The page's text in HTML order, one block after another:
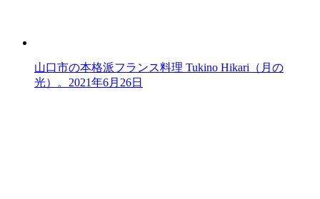
山口市の本格派フランス料理 Tukino Hikari（月の
光）。 2021年6月26日